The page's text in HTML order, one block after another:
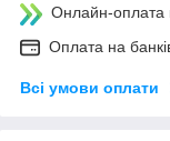
Онлайн-оплата
Оплата на
Всі умови оплати